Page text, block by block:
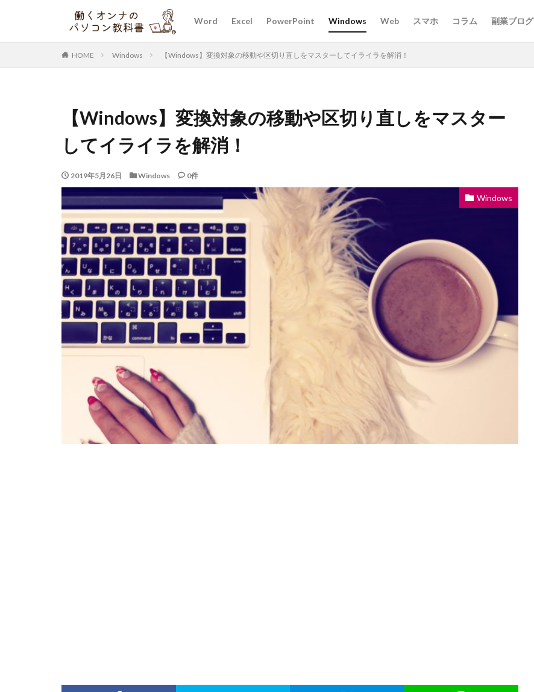
Word Excel PowerPoint Windows Web スマホ コラム 副業ブログ
HOME Windows 【Windows】変換対象の移動や区切り直しをマスターしてイライラを解消！
【Windows】変換対象の移動や区切り直しをマスター
してイライラを解消！
2019年5月26日 Windows 0件
Windows